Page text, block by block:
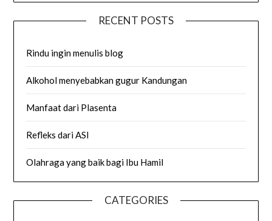
RECENT POSTS
Rindu ingin menulis blog
Alkohol menyebabkan gugur Kandungan
Manfaat dari Plasenta
Refleks dari ASI
Olahraga yang baik bagi Ibu Hamil
CATEGORIES